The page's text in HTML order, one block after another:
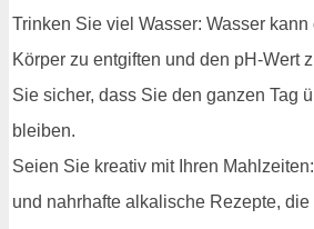
Trinken Sie viel Wasser: Wasser
Körper zu entgiften und den pH-Wert
Sie sicher, dass Sie den ganzen Tag
bleiben.
Seien Sie kreativ mit Ihren
und nahrhafte alkalische Rezepte,